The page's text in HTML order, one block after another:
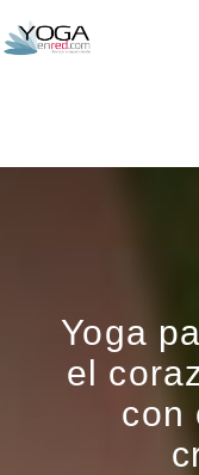
Yoga
el
con